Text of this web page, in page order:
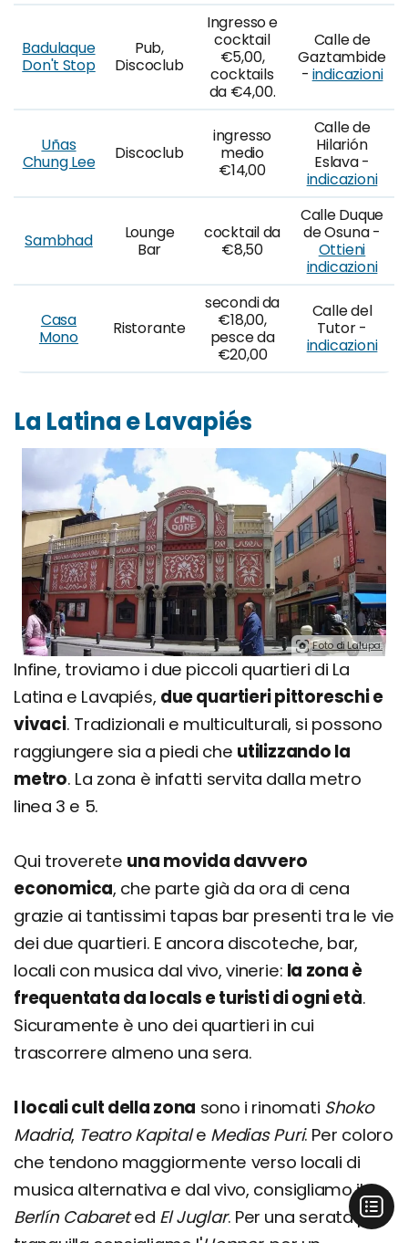
Badulaque
Don't Stop
Pub,
Discoclub
Ingresso e
cocktail
€5,00,
cocktails
da €4,00.
Calle de
Gaztambide
- indicazioni
Uñas
Chung Lee
Discoclub
ingresso
medio
€14,00
Calle de
Hilarión
Eslava -
indicazioni
Sambhad
Lounge
Bar
cocktail da
€8,50
Calle Duque
de Osuna -
Ottieni
indicazioni
Casa
Mono
Ristorante
secondi da
€18,00,
pesce da
€20,00
Calle del
Tutor -
indicazioni
La Latina e Lavapiés
Foto di Lalupa.
Infine, troviamo i due piccoli quartieri di La
Latina e Lavapiés, due quartieri pittoreschi e
vivaci. Tradizionali e multiculturali, si possono
raggiungere sia a piedi che utilizzando la
metro. La zona è infatti servita dalla metro
linea 3 e 5.
Qui troverete una movida davvero
economica, che parte già da ora di cena
grazie ai tantissimi tapas bar presenti tra le vie
dei due quartieri. E ancora discoteche, bar,
locali con musica dal vivo, vinerie: la zona è
frequentata da locals e turisti di ogni età.
Sicuramente è uno dei quartieri in cui
trascorrere almeno una sera.
I locali cult della zona sono i rinomati Shoko
Madrid, Teatro Kapitale Medias Puri. Per coloro
che tendono maggiormente verso locali di
musica alternativa e dal vivo, consigliamo il
Berlín Cabareted El Juglar. Per una serata più